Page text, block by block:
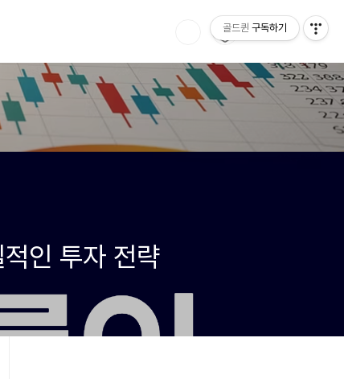
인 투자 전략
골드퀸 구독하기